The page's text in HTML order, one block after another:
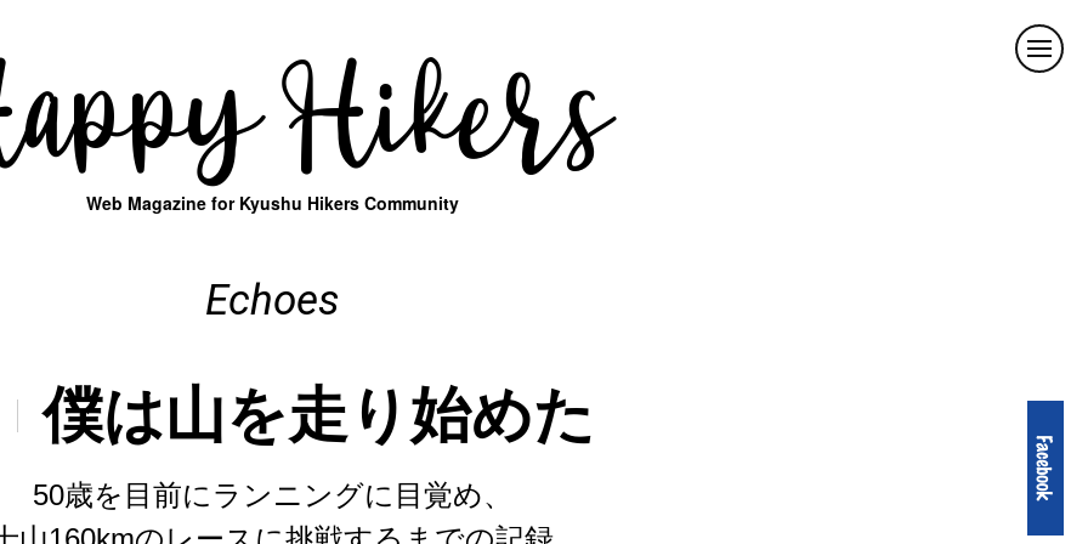
Hikers
Web Magazine for Kyushu Hikers Community
Echoes
僕は山を走り始めた
50歳を目前にランニングに目覚め、